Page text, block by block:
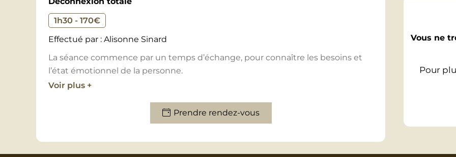
Les bols tibétains sont disposés sur la personne, et tout autour de la personne,
pour une détente optimale. C’est une « partition sur-mesure », Alisonne
s’adapte à l’énergie et aux besoins de la personne.
La séance est également un espace d’ouverture de l’intuition et une profonde
connexion à soi et à son monde intérieur, pour favoriser la régénération.
Contre-indications : port de pacemaker, états inflammatoires et fiévreux,
1h30 - 170€
Effectué par : Alisonne Sinard
La séance commence par un temps d’échange, pour connaître les besoins et
l’état émotionnel de la personne.
au son des bols tibétains, du massage du ventre et du chant : un soin complet
qui favorise une déconnexion totale pour se régénérer en profondeur.
Voir plus +
Prendre rendez-vous
Vous ne
Pour